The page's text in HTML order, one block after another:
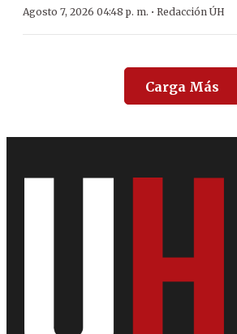
Agosto 7, 2026 04:48 p. m. · Redacción ÚH
Carga Más